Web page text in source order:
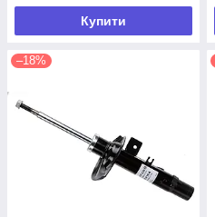
Купити
–18%